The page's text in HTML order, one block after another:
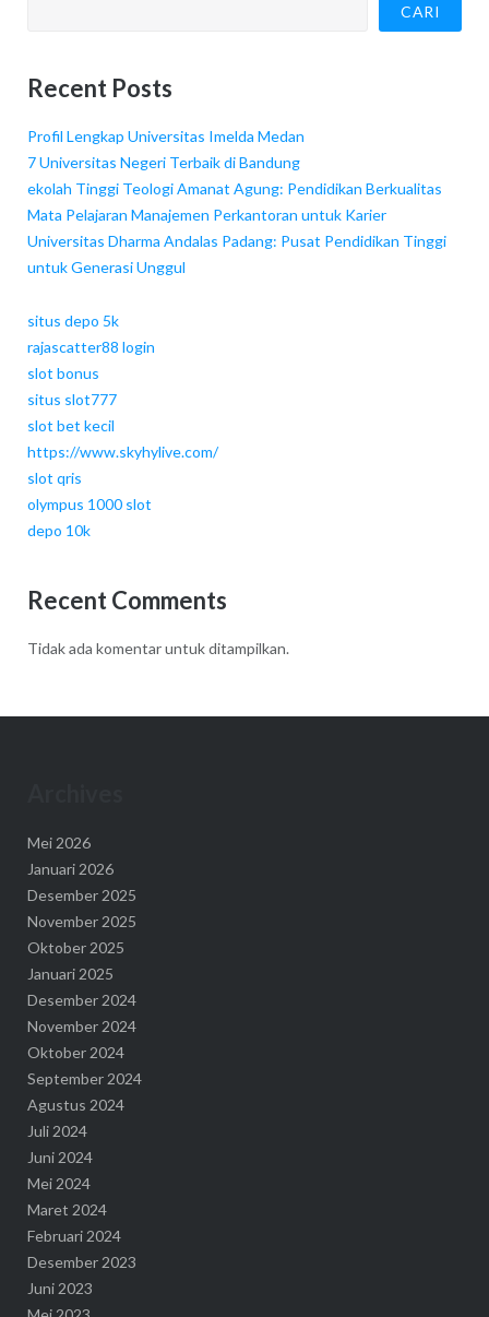
CARI
Recent Posts
Profil Lengkap Universitas Imelda Medan
7 Universitas Negeri Terbaik di Bandung
ekolah Tinggi Teologi Amanat Agung: Pendidikan Berkualitas
Mata Pelajaran Manajemen Perkantoran untuk Karier
Universitas Dharma Andalas Padang: Pusat Pendidikan Tinggi
untuk Generasi Unggul
situs depo 5k
rajascatter88 login
slot bonus
situs slot777
slot bet kecil
https://www.skyhylive.com/
slot qris
olympus 1000 slot
depo 10k
Recent Comments
Tidak ada komentar untuk ditampilkan.
Mei 2026
Januari 2026
Desember 2025
November 2025
Oktober 2025
Januari 2025
Desember 2024
November 2024
Oktober 2024
September 2024
Agustus 2024
Juli 2024
Juni 2024
Mei 2024
Maret 2024
Februari 2024
Desember 2023
Juni 2023